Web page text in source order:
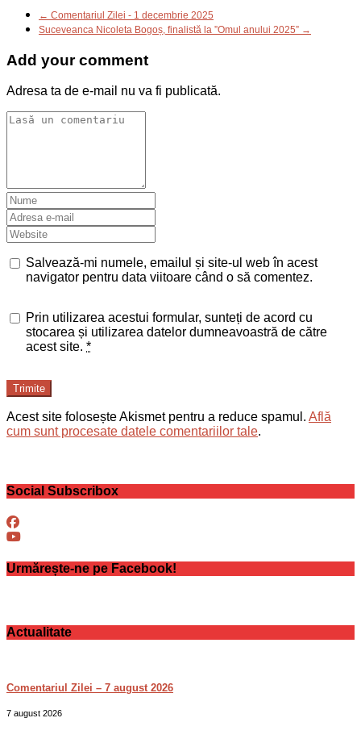
← Comentariul Zilei - 1 decembrie 2025
Suceveanca Nicoleta Bogoș, finalistă la ”Omul anului 2025” →
Add your comment
Adresa ta de e-mail nu va fi publicată.
Salvează-mi numele, emailul și site-ul web în acest
navigator pentru data viitoare când o să comentez.
Prin utilizarea acestui formular, sunteți de acord cu
stocarea și utilizarea datelor dumneavoastră de către
acest site. *
Trimite
Acest site folosește Akismet pentru a reduce spamul. Află
cum sunt procesate datele comentariilor tale.
Social Subscribox
Urmărește-ne pe Facebook!
Actualitate
Comentariul Zilei – 7 august 2026
7 august 2026